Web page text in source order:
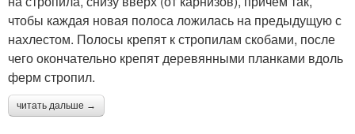
чтобы каждая новая полоса ложилась на предыдущую с
нахлестом. Полосы крепят к стропилам скобами, после
чего окончательно крепят деревянными планками вдоль
ферм стропил.
читать дальше →